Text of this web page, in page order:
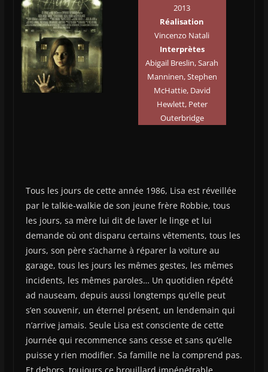
2013
Réalisation
Vincenzo Natali
Interprètes
Abigail Breslin, Sarah
Manninen, Stephen
McHattie, David
Hewlett, Peter
Outerbridge
Tous les jours de cette année 1986, Lisa est réveillée
par le talkie-walkie de son jeune frère Robbie, tous
les jours, sa mère lui dit de laver le linge et lui
demande où ont disparu certains vêtements, tous les
jours, son père s’acharne à réparer la voiture au
garage, tous les jours les mêmes gestes, les mêmes
incidents, les mêmes paroles… Un quotidien répété
ad nauseam, depuis aussi longtemps qu’elle peut
s’en souvenir, un éternel présent, un lendemain qui
n’arrive jamais. Seule Lisa est consciente de cette
journée qui recommence sans cesse et sans qu’elle
puisse y rien modifier. Sa famille ne la comprend pas.